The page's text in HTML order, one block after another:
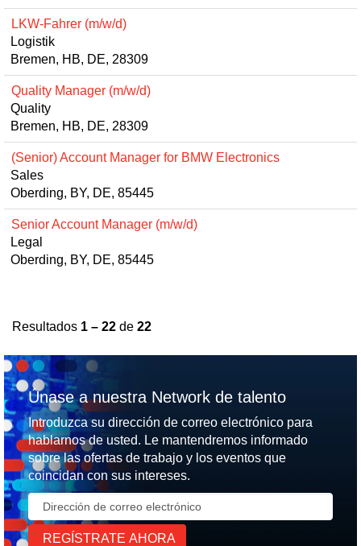
LKW-Fahrer (m/w/d)
Logistik
Bremen, HB, DE, 28309
Quality Manager (m/w/d)
Quality
Bremen, HB, DE, 28309
(Senior) Account Manager for BMW Electronics
Sales
Oberding, BY, DE, 85445
Senior Account Manager (m/w/d)
Legal
Oberding, BY, DE, 85445
Resultados 1 – 22 de 22
Únase a nuestra Network de talento
Introduzca su dirección de correo electrónico para
hablarnos de usted. Le mantendremos informado
sobre las ofertas de trabajo y los eventos que
coincidan con sus intereses.